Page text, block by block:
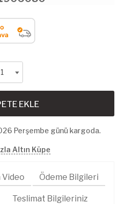
EKLE
Perşembe günü kargoda.
Altın Küpe
Video Ödeme Bilgileri
Teslimat Bilgileriniz